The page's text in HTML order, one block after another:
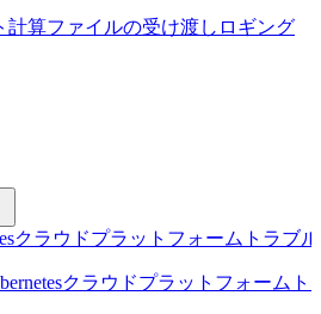
計算ファイルの受け渡し ロギング
クラウドプラットフォーム トラブ
クラウドプラットフォーム ト